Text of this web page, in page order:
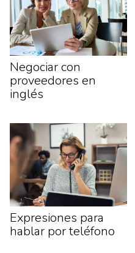
Negociar con
proveedores en
inglés
Expresiones para
hablar por teléfono